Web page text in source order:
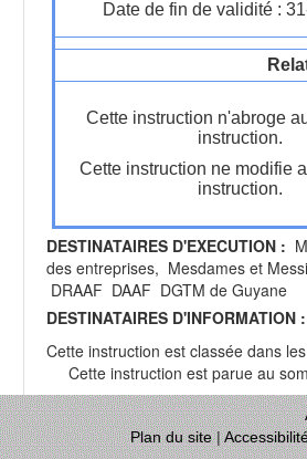
Date de fin de validité :
Cette instruction n'abroge
instruction.
Cette instruction ne modifie
instruction.
DESTINATAIRES D'EXECUTION :
des entreprises, Mesdames et
DRAAF DAAF DGTM de Guyane
DESTINATAIRES D'INFORMATION :
Cette instruction est classée dans
Cette instruction est parue au
Plan du site|